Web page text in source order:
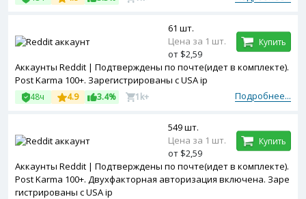
Аккаунты Reddit | Подтверждены по почте(идет в комплекте).
Post Karma 100+. Зарегистрированы с USA ip
Подробнее...
48ч 4.9 3.4% 1k+
61 шт.
Цена за 1 шт.
от $2,59
Купить
Аккаунты Reddit | Подтверждены по почте(идет в комплекте).
Post Karma 100+. Двухфакторная авторизация включена. Заре
гистрированы с USA ip
549 шт.
Цена за 1 шт.
от $2,59
Купить